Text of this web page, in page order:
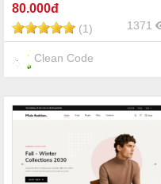
80.000đ
(1) 1371
Clean Code